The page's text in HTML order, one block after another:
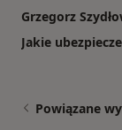
Grzegorz
Jakie
Powiązane